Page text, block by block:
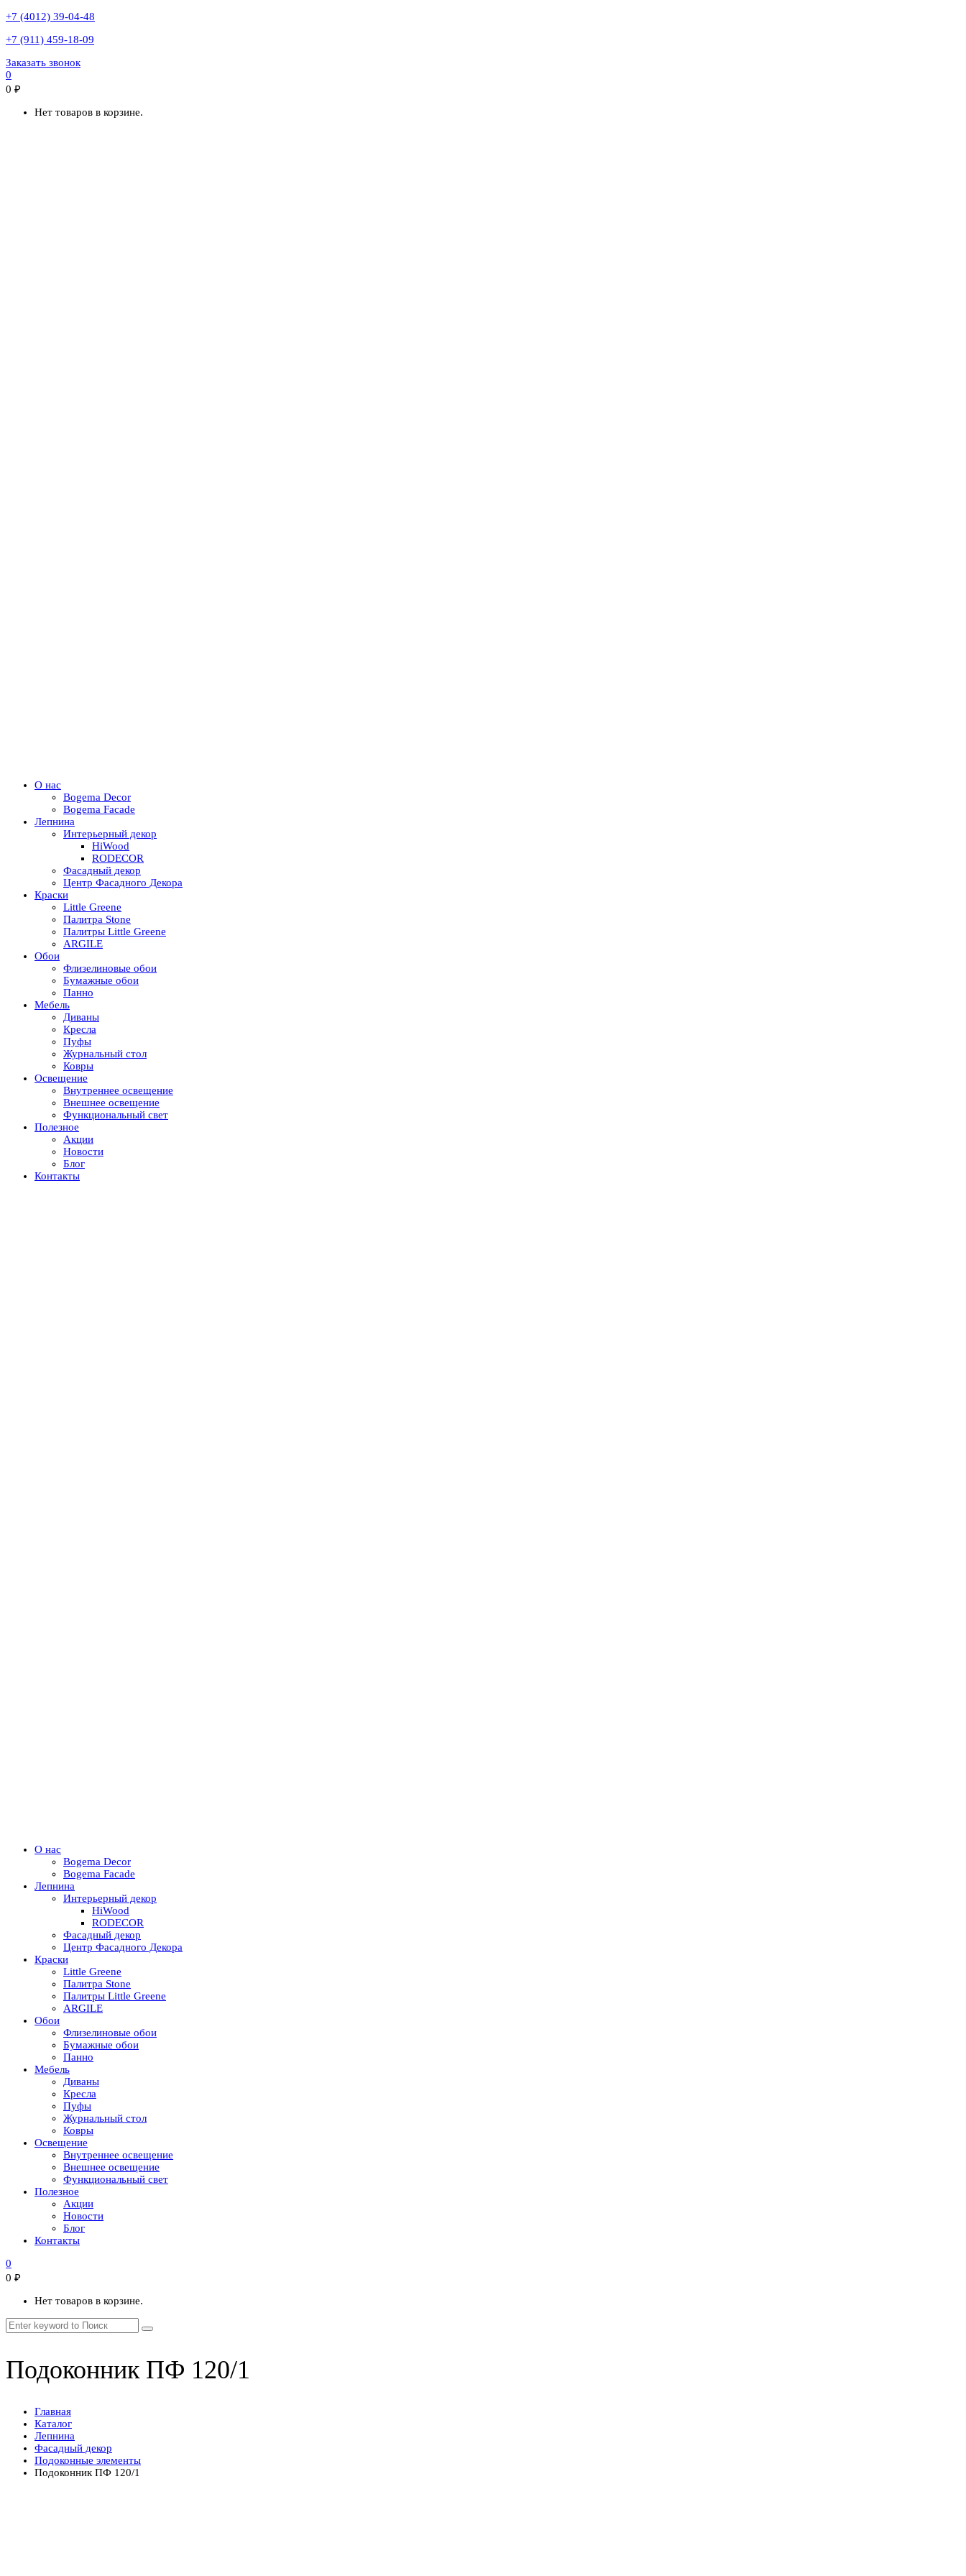
+7 (4012) 39-04-48
+7 (911) 459-18-09
Заказать звонок
0
0 ₽
Нет товаров в корзине.
О нас
Bogema Decor
Bogema Facade
Лепнина
Интерьерный декор
HiWood
RODECOR
Фасадный декор
Центр Фасадного Декора
Краски
Little Greene
Палитра Stone
Палитры Little Greene
ARGILE
Обои
Флизелиновые обои
Бумажные обои
Панно
Мебель
Диваны
Кресла
Пуфы
Журнальный стол
Ковры
Освещение
Внутреннее освещение
Внешнее освещение
Функциональный свет
Полезное
Акции
Новости
Блог
Контакты
О нас
Bogema Decor
Bogema Facade
Лепнина
Интерьерный декор
HiWood
RODECOR
Фасадный декор
Центр Фасадного Декора
Краски
Little Greene
Палитра Stone
Палитры Little Greene
ARGILE
Обои
Флизелиновые обои
Бумажные обои
Панно
Мебель
Диваны
Кресла
Пуфы
Журнальный стол
Ковры
Освещение
Внутреннее освещение
Внешнее освещение
Функциональный свет
Полезное
Акции
Новости
Блог
Контакты
0
0 ₽
Нет товаров в корзине.
Подоконник ПФ 120/1
Главная
Каталог
Лепнина
Фасадный декор
Подоконные элементы
Подоконник ПФ 120/1